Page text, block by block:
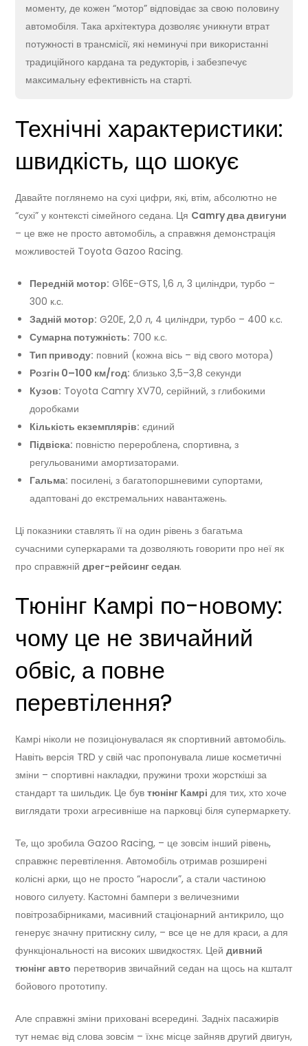
моменту, де кожен “мотор” відповідає за свою половину
автомобіля. Така архітектура дозволяє уникнути втрат
потужності в трансмісії, які неминучі при використанні
традиційного кардана та редукторів, і забезпечує
максимальну ефективність на старті.
Технічні характеристики:
швидкість, що шокує
Давайте поглянемо на сухі цифри, які, втім, абсолютно не
“сухі” у контексті сімейного седана. Ця Camry два двигуни
– це вже не просто автомобіль, а справжня демонстрація
можливостей Toyota Gazoo Racing.
Передній мотор: G16E-GTS, 1,6 л, 3 циліндри, турбо –
300 к.с.
Задній мотор: G20E, 2,0 л, 4 циліндри, турбо – 400 к.с.
Сумарна потужність: 700 к.с.
Тип приводу: повний (кожна вісь – від свого мотора)
Розгін 0–100 км/год: близько 3,5–3,8 секунди
Кузов: Toyota Camry XV70, серійний, з глибокими
доробками
Кількість екземплярів: єдиний
Підвіска: повністю перероблена, спортивна, з
регульованими амортизаторами.
Гальма: посилені, з багатопоршневими супортами,
адаптовані до екстремальних навантажень.
Ці показники ставлять її на один рівень з багатьма
сучасними суперкарами та дозволяють говорити про неї як
про справжнійдрег-рейсинг седан.
Тюнінг Камрі по-новому:
чому це не звичайний
обвіс, а повне
перевтілення?
Камрі ніколи не позиціонувалася як спортивний автомобіль.
Навіть версія TRD у свій час пропонувала лише косметичні
зміни – спортивні накладки, пружини трохи жорсткіші за
стандарт та шильдик. Це бувтюнінг Камрі для тих, хто хоче
виглядати трохи агресивніше на парковці біля супермаркету.
Те, що зробила Gazoo Racing, – це зовсім інший рівень,
справжнє перевтілення. Автомобіль отримав розширені
колісні арки, що не просто “наросли”, а стали частиною
нового силуету. Кастомні бампери з величезними
повітрозабірниками, масивний стаціонарний антикрило, що
генерує значну притискну силу, – все це не для краси, а для
функціональності на високих швидкостях. Цейдивний
тюнінг авто перетворив звичайний седан на щось на кшталт
бойового прототипу.
Але справжні зміни приховані всередині. Задніх пасажирів
тут немає від слова зовсім – їхнє місце зайняв другий двигун,